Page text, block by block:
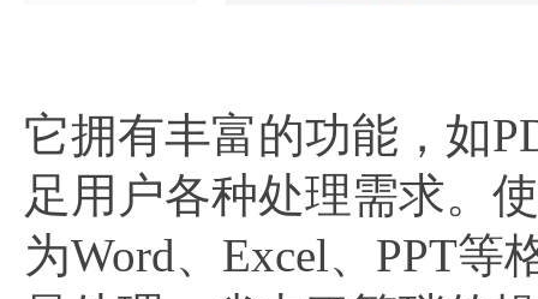
它拥有丰富的功能，如
足用户各种处理需求。
为Word、Excel、PPT